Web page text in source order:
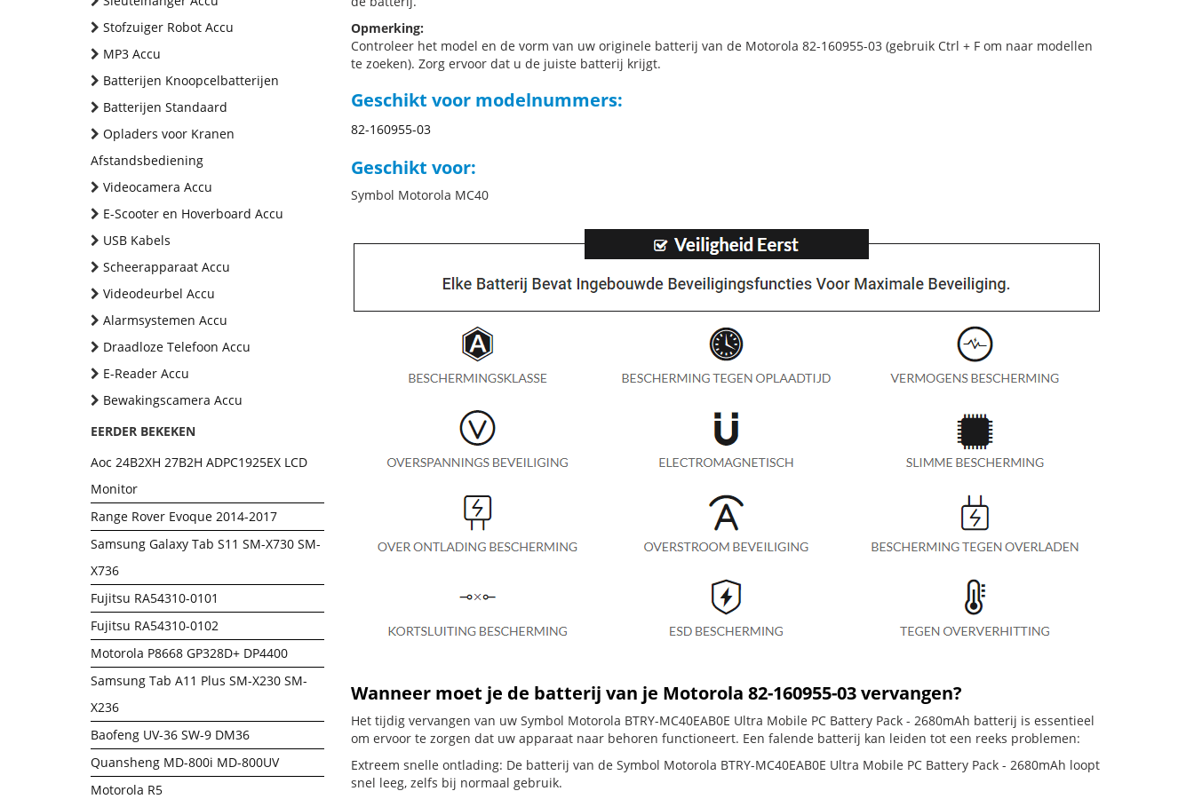
Stofzuiger Robot Accu
MP3 Accu
Batterijen Knoopcelbatterijen
Batterijen Standaard
Opladers voor Kranen
Afstandsbediening
Videocamera Accu
E-Scooter en Hoverboard Accu
USB Kabels
Scheerapparaat Accu
Videodeurbel Accu
Alarmsystemen Accu
Draadloze Telefoon Accu
E-Reader Accu
Bewakingscamera Accu
EERDER BEKEKEN
Aoc 24B2XH 27B2H ADPC1925EX LCD
Monitor
Range Rover Evoque 2014-2017
Samsung Galaxy Tab S11 SM-X730 SM-
X736
Fujitsu RA54310-0101
Fujitsu RA54310-0102
Motorola P8668 GP328D+ DP4400
Samsung Tab A11 Plus SM-X230 SM-
X236
Baofeng UV-36 SW-9 DM36
Quansheng MD-800i MD-800UV
Motorola R5
Opmerking:
Controleer het model en de vorm van uw originele batterij van de Motorola 82-160955-03 (gebruik Ctrl + F om naar modellen
te zoeken). Zorg ervoor dat u de juiste batterij krijgt.
Geschikt voor modelnummers:
82-160955-03
Geschikt voor:
Symbol Motorola MC40
Wanneer moet je de batterij van je Motorola 82-160955-03 vervangen?
Het tijdig vervangen van uw Symbol Motorola BTRY-MC40EAB0E Ultra Mobile PC Battery Pack - 2680mAh batterij is essentieel
om ervoor te zorgen dat uw apparaat naar behoren functioneert. Een falende batterij kan leiden tot een reeks problemen:
Extreem snelle ontlading: De batterij van de Symbol Motorola BTRY-MC40EAB0E Ultra Mobile PC Battery Pack - 2680mAh loopt
snel leeg, zelfs bij normaal gebruik.